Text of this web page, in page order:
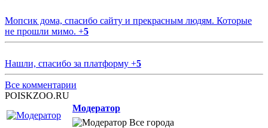
Мопсик дома, спасибо сайту и прекрасным людям. Которые
не прошли мимо. +5
Нашли, спасибо за платформу +5
Все комментарии
POISKZOO.RU
Модератор
Все города